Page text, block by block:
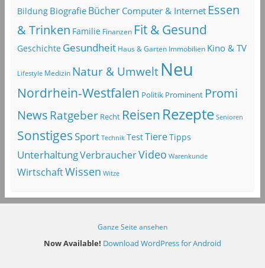
Bildung Biografie Bücher Computer & Internet Essen
& Trinken Familie Finanzen Fit & Gesund
Geschichte Gesundheit Haus & Garten Immobilien Kino & TV
Lifestyle Medizin Natur & Umwelt Neu
Nordrhein-Westfalen Politik Prominent Promi
NewsRatgeber Recht Reisen Rezepte Senioren
SonstigesSport Technik TestTiereTipps
UnterhaltungVerbraucherVideo Warenkunde
WirtschaftWissen Witze
Ganze Seite ansehen
Now Available! Download WordPress for Android